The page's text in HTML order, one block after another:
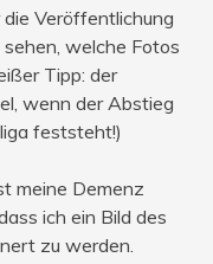
Veröffentlichung
welche Fotos
Tipp: der
wenn der Abstieg
feststeht!)
meine Demenz
ich ein Bild des
zu werden.